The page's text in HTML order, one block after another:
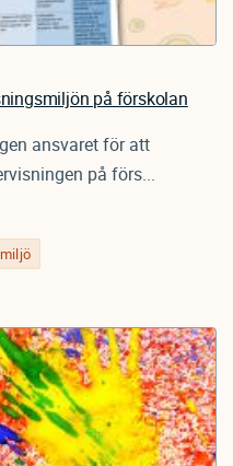
på förskolan
ansvaret för att
på förs...